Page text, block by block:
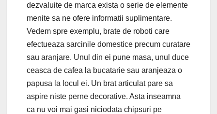
dezvaluite de marca exista o serie de elemente
menite sa ne ofere informatii suplimentare.
Vedem spre exemplu, brate de roboti care
efectueaza sarcinile domestice precum curatare
sau aranjare. Unul din ei pune masa, unul duce
ceasca de cafea la bucatarie sau aranjeaza o
papusa la locul ei. Un brat articulat pare sa
aspire niste perne decorative. Asta inseamna
ca nu voi mai gasi niciodata chipsuri pe